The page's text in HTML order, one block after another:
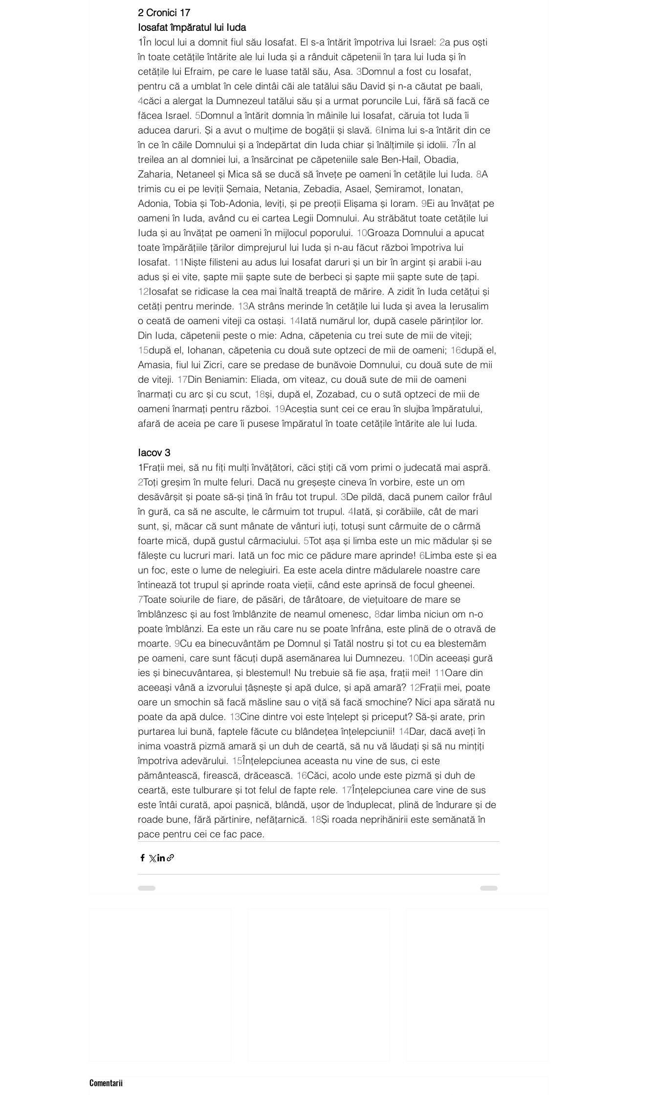
2 Cronici 17
Iosafat împăratul lui Iuda
1În locul lui a domnit fiul său Iosafat. El s-a întărit împotriva lui Israel: 2a pus oști
în toate cetățile întărite ale lui Iuda și a rânduit căpetenii în țara lui Iuda și în
cetățile lui Efraim, pe care le luase tatăl său, Asa. 3Domnul a fost cu Iosafat,
pentru că a umblat în cele dintâi căi ale tatălui său David și n-a căutat pe baali,
4căci a alergat la Dumnezeul tatălui său și a urmat poruncile Lui, fără să facă ce
făcea Israel. 5Domnul a întărit domnia în mâinile lui Iosafat, căruia tot Iuda îi
aducea daruri. Și a avut o mulțime de bogății și slavă. 6Inima lui s-a întărit din ce
în ce în căile Domnului și a îndepărtat din Iuda chiar și înălțimile și idolii. 7În al
treilea an al domniei lui, a însărcinat pe căpeteniile sale Ben-Hail, Obadia,
Zaharia, Netaneel și Mica să se ducă să învețe pe oameni în cetățile lui Iuda. 8A
trimis cu ei pe leviții Șemaia, Netania, Zebadia, Asael, Șemiramot, Ionatan,
Adonia, Tobia și Tob-Adonia, leviți, și pe preoții Elișama și Ioram. 9Ei au învățat pe
oameni în Iuda, având cu ei cartea Legii Domnului. Au străbătut toate cetățile lui
Iuda și au învățat pe oameni în mijlocul poporului. 10Groaza Domnului a apucat
toate împărățiile țărilor dimprejurul lui Iuda și n-au făcut război împotriva lui
Iosafat. 11Niște filisteni au adus lui Iosafat daruri și un bir în argint și arabii i-au
adus și ei vite, șapte mii șapte sute de berbeci și șapte mii șapte sute de țapi.
12Iosafat se ridicase la cea mai înaltă treaptă de mărire. A zidit în Iuda cetățui și
cetăți pentru merinde. 13A strâns merinde în cetățile lui Iuda și avea la Ierusalim
o ceată de oameni viteji ca ostași. 14Iată numărul lor, după casele părinților lor.
Din Iuda, căpetenii peste o mie: Adna, căpetenia cu trei sute de mii de viteji;
15după el, Iohanan, căpetenia cu două sute optzeci de mii de oameni; 16după el,
Amasia, fiul lui Zicri, care se predase de bunăvoie Domnului, cu două sute de mii
de viteji. 17Din Beniamin: Eliada, om viteaz, cu două sute de mii de oameni
înarmați cu arc și cu scut, 18și, după el, Zozabad, cu o sută optzeci de mii de
oameni înarmați pentru război. 19Aceștia sunt cei ce erau în slujba împăratului,
afară de aceia pe care îi pusese împăratul în toate cetățile întărite ale lui Iuda.
Iacov 3
1Frații mei, să nu fiți mulți învățători, căci știți că vom primi o judecată mai aspră.
2Toți greșim în multe feluri. Dacă nu greșește cineva în vorbire, este un om
desăvârșit și poate să-și țină în frâu tot trupul. 3De pildă, dacă punem cailor frâul
în gură, ca să ne asculte, le cârmuim tot trupul. 4Iată, și corăbiile, cât de mari
sunt, și, măcar că sunt mânate de vânturi iuți, totuși sunt cârmuite de o cârmă
foarte mică, după gustul cârmaciului. 5Tot așa și limba este un mic mădular și se
fălește cu lucruri mari. Iată un foc mic ce pădure mare aprinde! 6Limba este și ea
un foc, este o lume de nelegiuiri. Ea este acela dintre mădularele noastre care
întinează tot trupul și aprinde roata vieții, când este aprinsă de focul gheenei.
7Toate soiurile de fiare, de păsări, de târâtoare, de viețuitoare de mare se
îmblânzesc și au fost îmblânzite de neamul omenesc, 8dar limba niciun om n-o
poate îmblânzi. Ea este un rău care nu se poate înfrâna, este plină de o otravă de
moarte. 9Cu ea binecuvântăm pe Domnul și Tatăl nostru și tot cu ea blestemăm
pe oameni, care sunt făcuți după asemănarea lui Dumnezeu. 10Din aceeași gură
ies și binecuvântarea, și blestemul! Nu trebuie să fie așa, frații mei! 11Oare din
aceeași vână a izvorului țâșnește și apă dulce, și apă amară? 12Frații mei, poate
oare un smochin să facă măsline sau o viță să facă smochine? Nici apa sărată nu
poate da apă dulce. 13Cine dintre voi este înțelept și priceput? Să-și arate, prin
purtarea lui bună, faptele făcute cu blândețea înțelepciunii! 14Dar, dacă aveți în
inima voastră pizmă amară și un duh de ceartă, să nu vă lăudați și să nu mințiți
împotriva adevărului. 15Înțelepciunea aceasta nu vine de sus, ci este
pământească, firească, drăcească. 16Căci, acolo unde este pizmă și duh de
ceartă, este tulburare și tot felul de fapte rele. 17Înțelepciunea care vine de sus
este întâi curată, apoi pașnică, blândă, ușor de înduplecat, plină de îndurare și de
roade bune, fără părtinire, nefățarnică. 18Și roada neprihănirii este semănată în
pace pentru cei ce fac pace.
Comentarii